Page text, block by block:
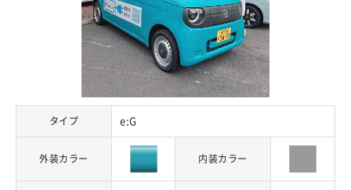
タイプ e:G
外装カラー 内装カラー